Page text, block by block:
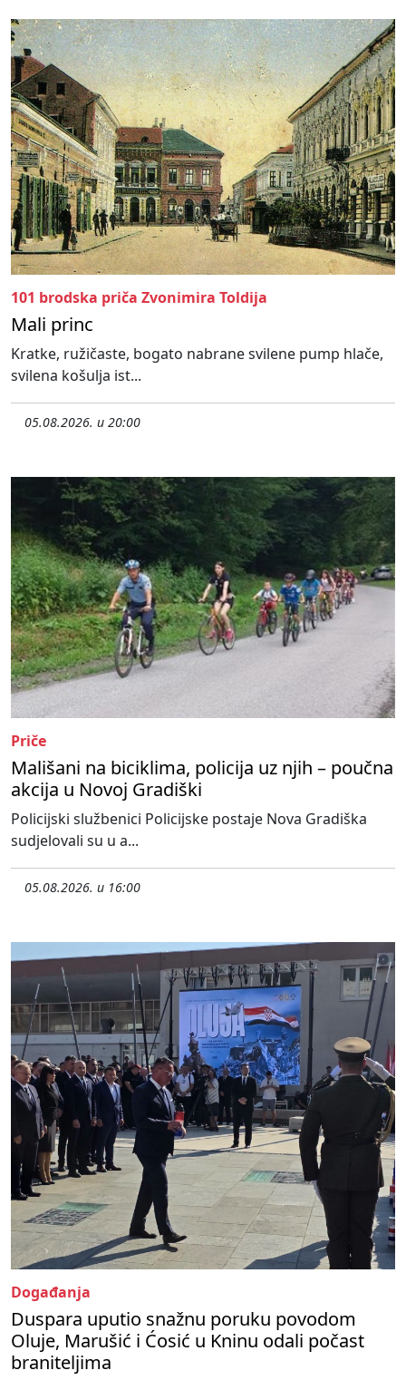
101 brodska priča Zvonimira Toldija
Mali princ
Kratke, ružičaste, bogato nabrane svilene pump hlače,
svilena košulja ist...
05.08.2026. u 20:00
Priče
Mališani na biciklima, policija uz njih – poučna
akcija u Novoj Gradiški
Policijski službenici Policijske postaje Nova Gradiška
sudjelovali su u a...
05.08.2026. u 16:00
Događanja
Duspara uputio snažnu poruku povodom
Oluje, Marušić i Ćosić u Kninu odali počast
braniteljima